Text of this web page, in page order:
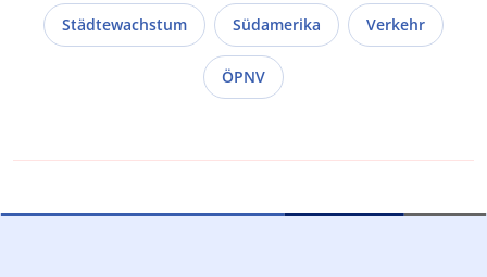
Städtewachstum Südamerika Verkehr
ÖPNV